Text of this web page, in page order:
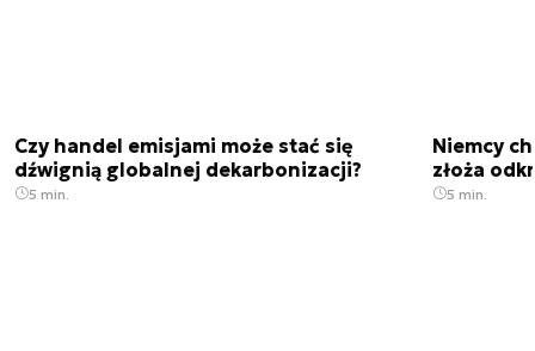
Czy handel emisjami może stać się
dźwignią globalnej dekarbonizacji?
5 min.
Niemcy
złoża
5 min.